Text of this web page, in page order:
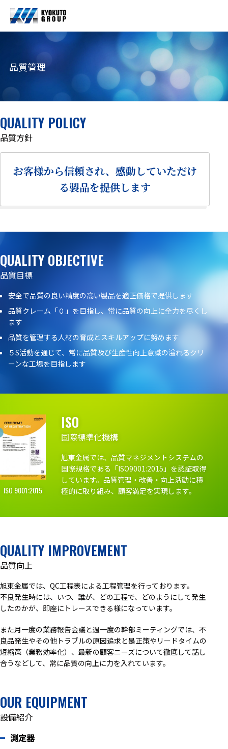
品質管理
QUALITY POLICY
品質方針
お客様から信頼され、感動していただけ
る製品を提供します
QUALITY OBJECTIVE
品質目標
安全で品質の良い精度の高い製品を適正価格で提供します
品質クレーム「０」を目指し、常に品質の向上に全力を尽くし
ます
品質を管理する人材の育成とスキルアップに努めます
５S活動を通じて、常に品質及び生産性向上意識の溢れるクリ
ーンな工場を目指します
ISO 9001:2015
ISO
国際標準化機構
旭東金属では、品質マネジメントシステムの
国際規格である「ISO9001:2015」を認証取得
しています。品質管理・改善・向上活動に積
極的に取り組み、顧客満足を実現します。
QUALITY IMPROVEMENT
品質向上
旭東金属では、QC工程表による工程管理を行っております。
不良発生時には、いつ、誰が、どの工程で、どのようにして発生
したのかが、即座にトレースできる様になっています。
また月一度の業務報告会議と週一度の幹部ミーティングでは、不
良品発生やその他トラブルの原因追求と是正策やリードタイムの
短縮策（業務効率化）、最新の顧客ニーズについて徹底して話し
合うなどして、常に品質の向上に力を入れています。
OUR EQUIPMENT
設備紹介
測定器